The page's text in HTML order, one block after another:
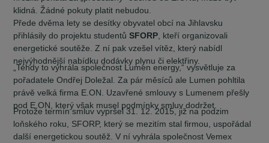
klidná. Žádné pokuty platit nebudou.
Přede dvěma lety se desítky obyvatel obcí na Jihlavsku
přihlásily do projektu studentůSFORP, kteří organizovali
energetické soutěže. Z ní pak vzešel vítěz, který nabídl
nejvýhodnější nabídku dodávky plynu či elektřiny.
„Tehdy to vyhrála společnost Lumen energy,“ vysvětluje za
pořadatele Ondřej Doležal. Za pár měsíců ale Lumen pohltila
právě velká firma E.ON. Uzavřené smlouvy s Lumenem přešly
pod E.ON, který však musel podmínky smluv dodržet.
Protože termín smluv vypršel 31. 12. 2015, již na podzim
loňského roku, SFORP, který se mezitím stal firmou, uspořádal
další energetickou soutěž. V ní vyhrála společnost Vemex